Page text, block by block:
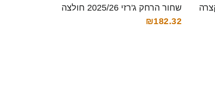
שחור הרחק ג'רזי 2025/26 חולצה
קצרה
₪182.32